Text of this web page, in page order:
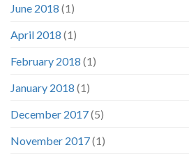
June 2018 (1)
April 2018 (1)
February 2018 (1)
January 2018 (1)
December 2017(5)
November 2017(1)